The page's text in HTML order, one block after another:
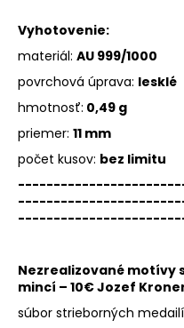
Vyhotovenie:
materiál: AU 999/1000
povrchová úprava: lesklé
hmotnosť: 0,49 g
priemer: 11 mm
počet kusov: bez limitu
Nezrealizované motívy
mincí – 10€ Jozef
súbor strieborných medailí